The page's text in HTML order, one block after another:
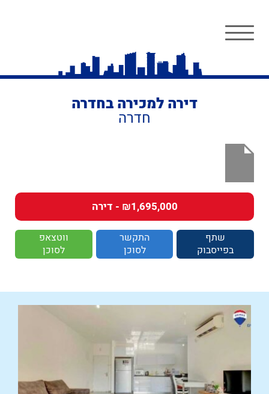
דירה למכירה בחדרה
חדרה
₪1,695,000 - דירה
שתף
בפייסבוק
התקשר
לסוכן
ווטצאפ
לסוכן